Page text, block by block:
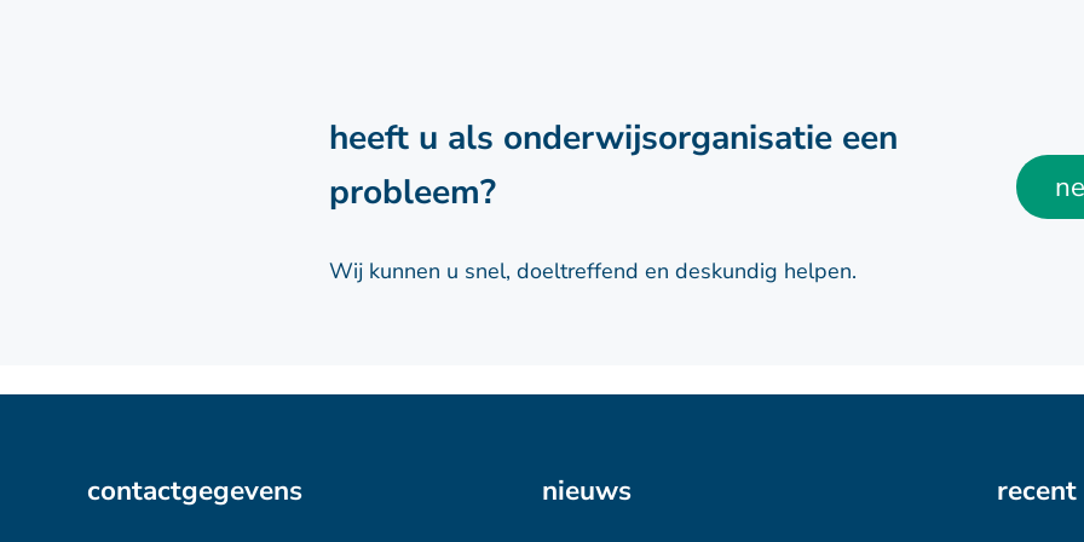
heeft u als onderwijsorganisatie een
probleem?
Wij kunnen u snel, doeltreffend en deskundig helpen.
contactgegevens nieuws recent